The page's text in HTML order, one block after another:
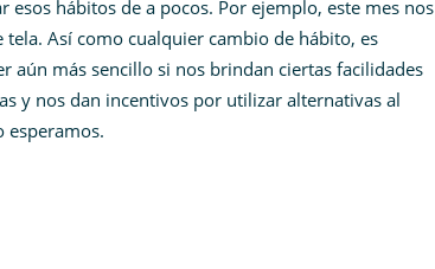
esos hábitos de a pocos. Por ejemplo, este mes nos
Así como cualquier cambio de hábito, es
aún más sencillo si nos brindan ciertas facilidades
y nos dan incentivos por utilizar alternativas al
esperamos.